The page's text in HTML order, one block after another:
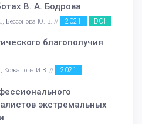
В. А. Бодрова
Бессонова Ю. В. // 2021 DOI
благополучия
Кожанова И.В. // 2021
экстремальных